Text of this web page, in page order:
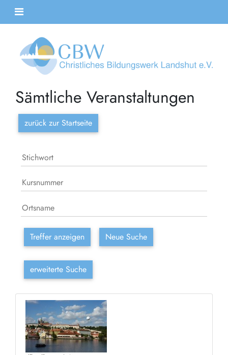
Sämtliche Veranstaltungen
zurück zur Startseite
Treffer anzeigen Neue Suche
erweiterte Suche